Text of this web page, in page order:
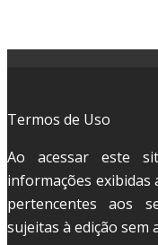
Termos de Uso
Ao acessar este
informações
pertencentes aos
sujeitas à edição sem